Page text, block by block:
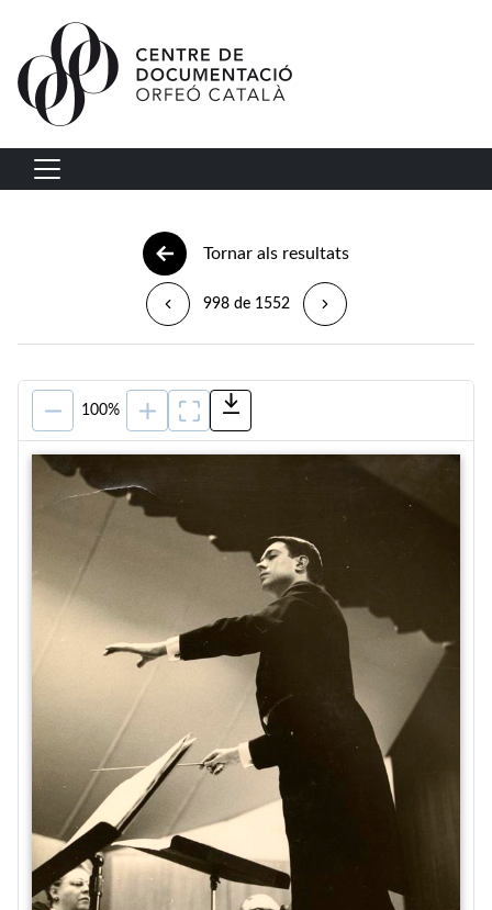
Vés al contingut
Navegació principal
Tornar als resultats
998 de 1552
100%